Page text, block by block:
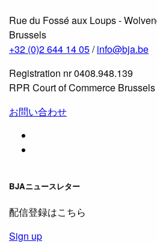
Rue du Fossé aux Loups -
Brussels
+32 (0)2 644 14 05/info@bja.be
Registration nr 0408.948.139
RPR Court of Commerce Brussels
お問い合わせ
BJAニュースレター
配信登録はこちら
Sign up